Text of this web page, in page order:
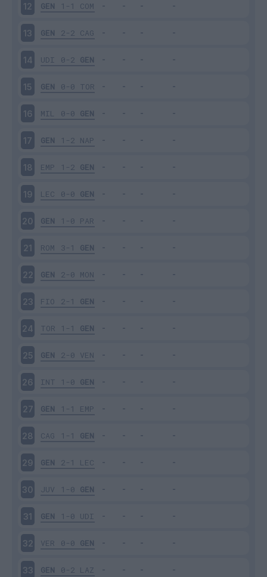
12 GEN 1-1 COM
13 GEN 2-2 CAG
14 UDI 0-2 GEN
15 GEN 0-0 TOR
16 MIL 0-0 GEN
17 GEN 1-2 NAP
18 EMP 1-2 GEN
19 LEC 0-0 GEN
20 GEN 1-0 PAR
21 ROM 3-1 GEN
22 GEN 2-0 MON
23 FIO 2-1 GEN
24 TOR 1-1 GEN
25 GEN 2-0 VEN
26 INT 1-0 GEN
27 GEN 1-1 EMP
28 CAG 1-1 GEN
29 GEN 2-1 LEC
30 JUV 1-0 GEN
31 GEN 1-0 UDI
32 VER 0-0 GEN
33 GEN 0-2 LAZ